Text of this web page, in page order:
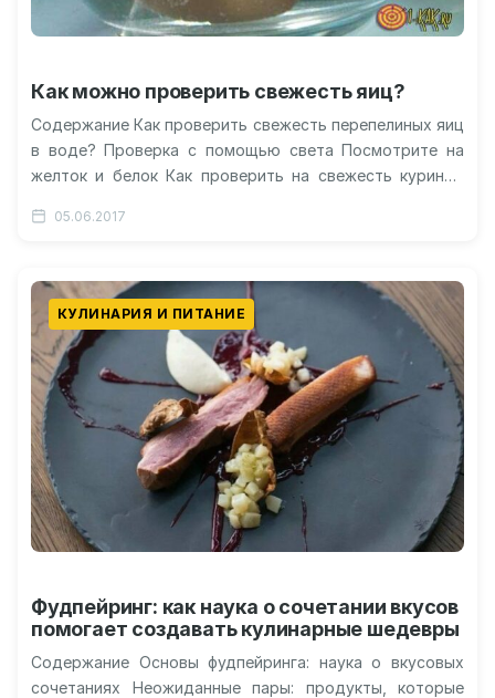
Как можно проверить свежесть яиц?
Содержание Как проверить свежесть перепелиных яиц
в воде? Проверка с помощью света Посмотрите на
желток и белок Как проверить на свежесть куриные
05.06.2017
КУЛИНАРИЯ И ПИТАНИЕ
Фудпейринг: как наука о сочетании вкусов
помогает создавать кулинарные шедевры
Содержание Основы фудпейринга: наука о вкусовых
сочетаниях Неожиданные пары: продукты, которые